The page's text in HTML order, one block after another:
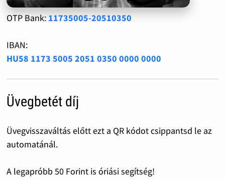
OTP Bank: 11735005-20510350
IBAN:
HU58 1173 5005 2051 0350 0000 0000
Üvegbetét díj
Üvegvisszaváltás előtt ezt a QR kódot csippantsd le az
automatánál.
A legapróbb 50 Forint is óriási segítség!